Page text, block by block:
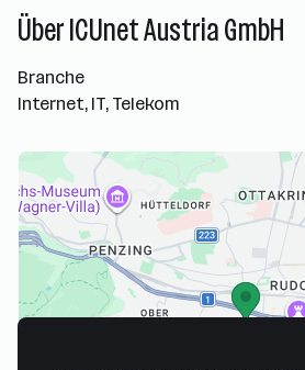
Über ICUnet Austria GmbH
Branche
Internet, IT, Telekom